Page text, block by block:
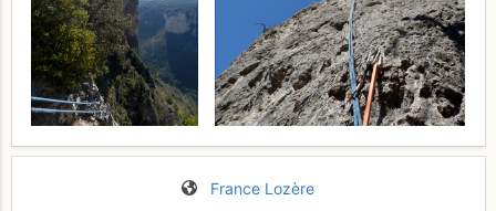
France Lozère